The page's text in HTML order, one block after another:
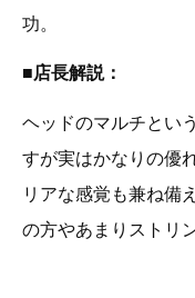
功。
■店長解説：
ヘッドのマルチとい
すが実はかなりの優
リアな感覚も兼ね備
の方やあまりストリ